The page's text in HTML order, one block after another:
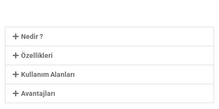
Nedir ?
Özellikleri
Kullanım Alanları
Avantajları